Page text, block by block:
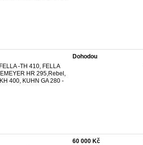
-TH 410, FELLA
HR 295,Rebel,
400, KUHN GA 280 -
Dohodou
60 000 Kč